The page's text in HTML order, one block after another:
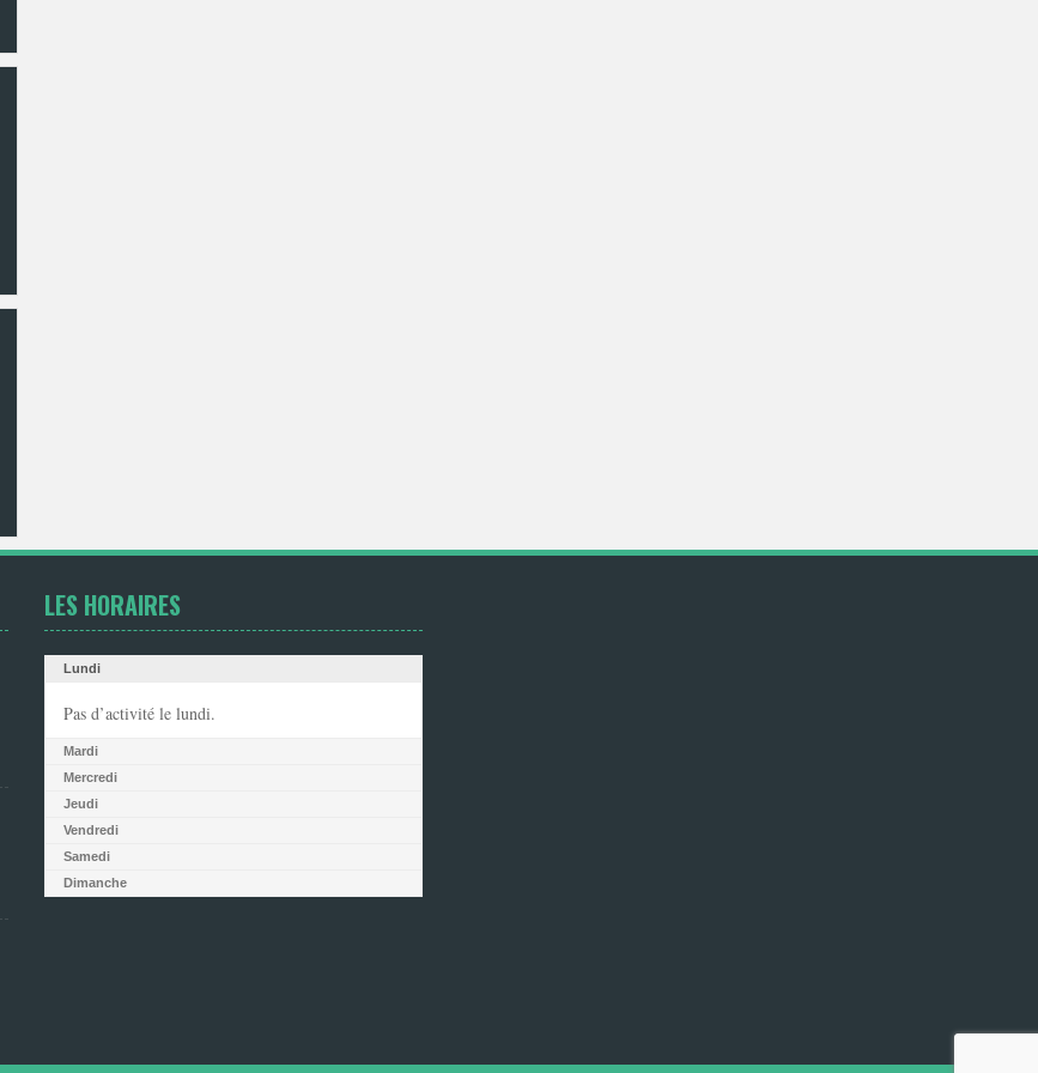
LES HORAIRES
Lundi
Pas d’activité le lundi.
Mardi
Mercredi
Jeudi
Vendredi
Samedi
Dimanche